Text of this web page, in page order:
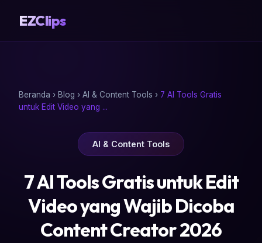
EZClips
Beranda › Blog › AI & Content Tools › 7 AI Tools Gratis
untuk Edit Video yang ...
AI & Content Tools
7 AI Tools Gratis untuk Edit
Video yang Wajib Dicoba
Content Creator 2026